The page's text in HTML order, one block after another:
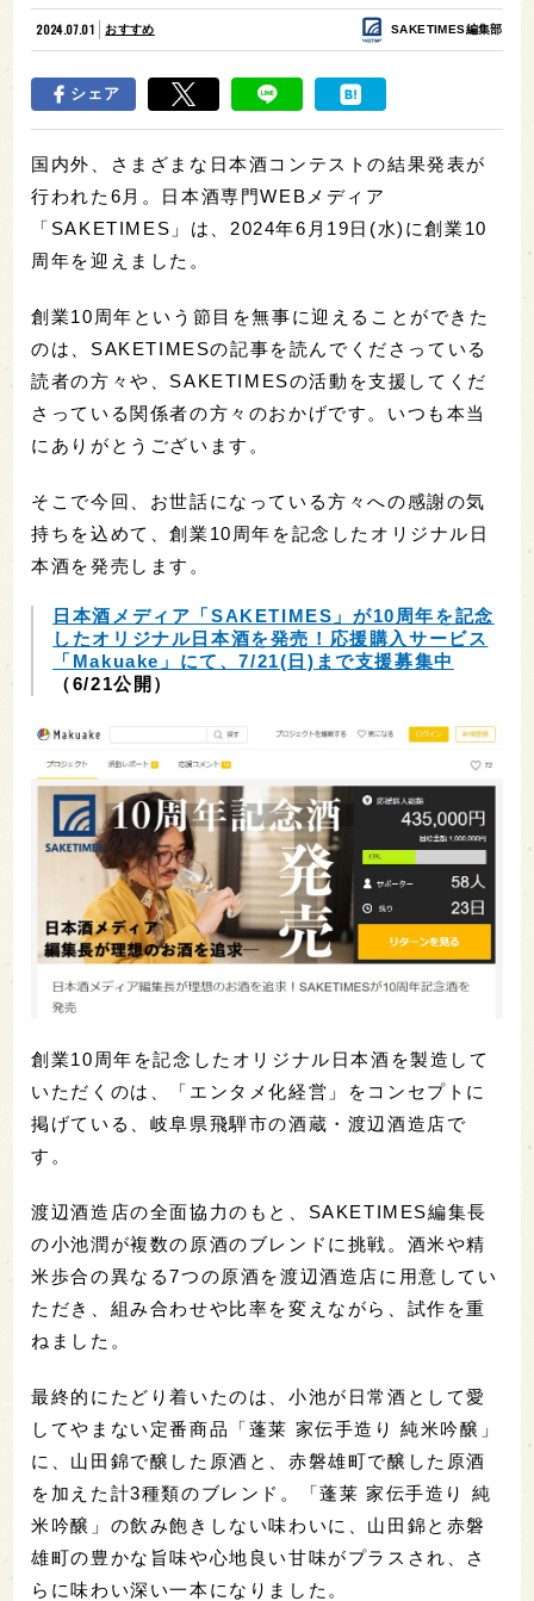
2024.07.01 おすすめ SAKETIMES編集部
シェア
国内外、さまざまな日本酒コンテストの結果発表が
行われた6月。日本酒専門WEBメディア
「SAKETIMES」は、2024年6月19日(水)に創業10
周年を迎えました。
創業10周年という節目を無事に迎えることができた
のは、SAKETIMESの記事を読んでくださっている
読者の方々や、SAKETIMESの活動を支援してくだ
さっている関係者の方々のおかげです。いつも本当
にありがとうございます。
そこで今回、お世話になっている方々への感謝の気
持ちを込めて、創業10周年を記念したオリジナル日
本酒を発売します。
日本酒メディア「SAKETIMES」が10周年を記念
したオリジナル日本酒を発売！応援購入サービス
「Makuake」にて、7/21(日)まで支援募集中
（6/21公開）
創業10周年を記念したオリジナル日本酒を製造して
いただくのは、「エンタメ化経営」をコンセプトに
掲げている、岐阜県飛騨市の酒蔵・渡辺酒造店で
す。
渡辺酒造店の全面協力のもと、SAKETIMES編集長
の小池潤が複数の原酒のブレンドに挑戦。酒米や精
米歩合の異なる7つの原酒を渡辺酒造店に用意してい
ただき、組み合わせや比率を変えながら、試作を重
ねました。
最終的にたどり着いたのは、小池が日常酒として愛
してやまない定番商品「蓬莱 家伝手造り 純米吟醸」
に、山田錦で醸した原酒と、赤磐雄町で醸した原酒
を加えた計3種類のブレンド。「蓬莱 家伝手造り 純
米吟醸」の飲み飽きしない味わいに、山田錦と赤磐
雄町の豊かな旨味や心地良い甘味がプラスされ、さ
らに味わい深い一本になりました。